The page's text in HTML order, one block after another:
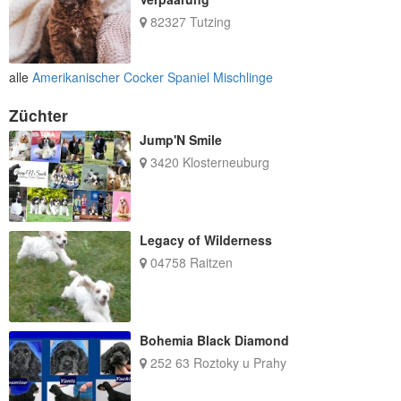
82327 Tutzing
alle Amerikanischer Cocker Spaniel Mischlinge
Züchter
Jump'N Smile
3420 Klosterneuburg
Legacy of Wilderness
04758 Raitzen
Bohemia Black Diamond
252 63 Roztoky u Prahy